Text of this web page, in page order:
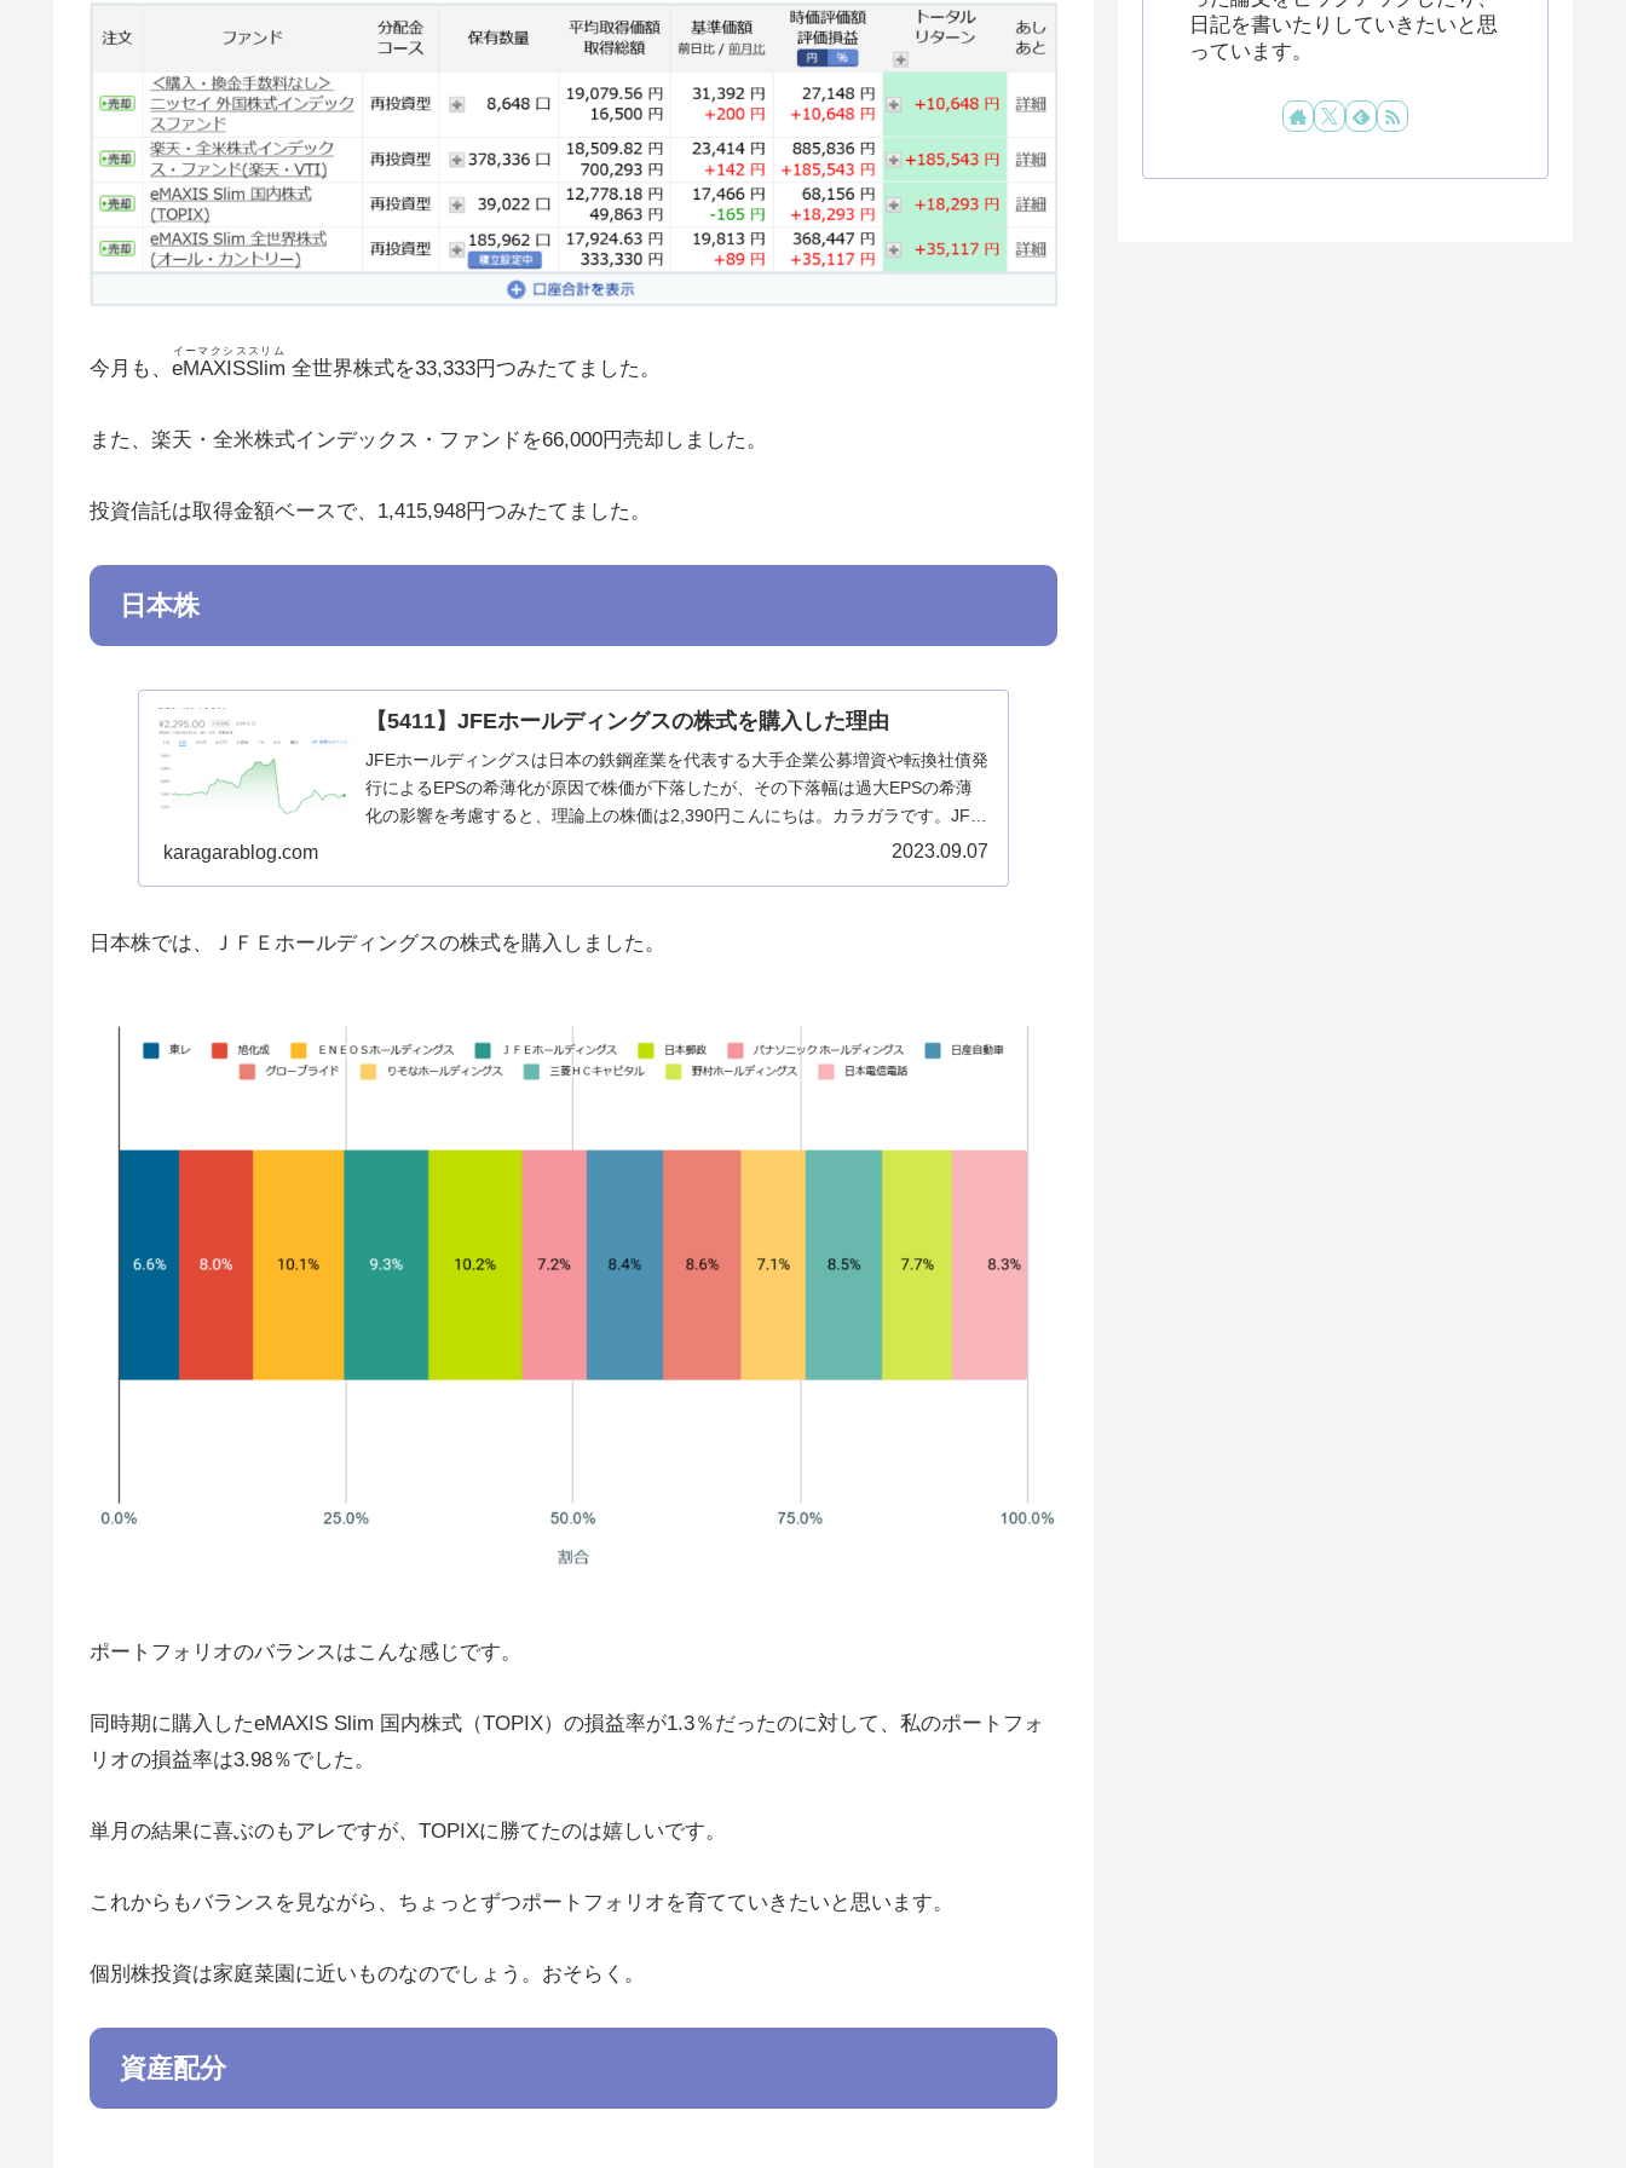
今月も、 eMAXISSlim
イーマクシススリム
全世界株式を33,333円つみたてました。
また、楽天・全米株式インデックス・ファンドを66,000円売却しました。
投資信託は取得金額ベースで、1,415,948円つみたてました。
日本株
【5411】JFEホールディングスの株式を購入した理由
JFEホールディングスは日本の鉄鋼産業を代表する大手企業公募増資や転換社債発
行によるEPSの希薄化が原因で株価が下落したが、その下落幅は過大EPSの希薄
化の影響を考慮すると、理論上の株価は2,390円こんにちは。カラガラです。JFE
karagarablog.com 2023.09.07
日本株では、ＪＦＥホールディングスの株式を購入しました。
ポートフォリオのバランスはこんな感じです。
同時期に購入したeMAXIS Slim 国内株式（TOPIX）の損益率が1.3％だったのに対して、私のポートフォ
リオの損益率は3.98％でした。
単月の結果に喜ぶのもアレですが、TOPIXに勝てたのは嬉しいです。
これからもバランスを見ながら、ちょっとずつポートフォリオを育てていきたいと思います。
個別株投資は家庭菜園に近いものなのでしょう。おそらく。
資産配分
日記を書いたりしていきたいと思
っています。